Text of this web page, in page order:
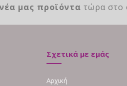
μας προϊόντα τώρα στο
Σχετικά με εμάς
Αρχική